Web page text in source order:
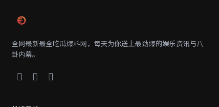
全网最新最全吃瓜爆料网，每天为你送上最劲爆的娱乐资讯与八
卦内幕。